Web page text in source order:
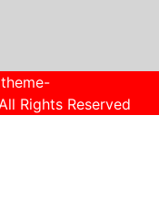
theme-
Rights Reserved